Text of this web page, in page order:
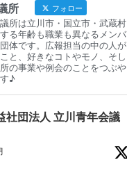
所
フォロー
所は立川市・国立市・武蔵村
る年齢も職業も異なるメンバ
体です。広報担当の中の人が
と、好きなコトやモノ、そし
の事業や例会のことをつぶや
♪
社団法人 立川青年会議